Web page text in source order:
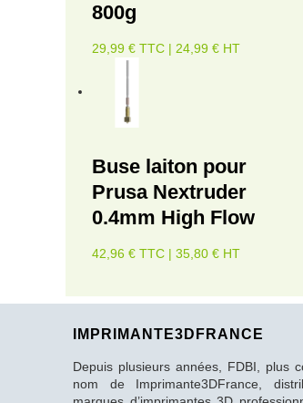
800g
29,99 € TTC | 24,99 € HT
Buse laiton pour
Prusa Nextruder
0.4mm High Flow
42,96 € TTC | 35,80 € HT
IMPRIMANTE3DFRANCE
Depuis plusieurs années, FDBI, plus
nom de Imprimante3DFrance,